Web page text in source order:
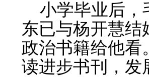
小学毕业后，
东已与杨开慧结
政治书籍给他看
读进步书刊，发